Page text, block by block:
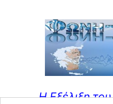
Η Εξέλιξη